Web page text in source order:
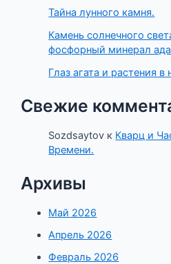
Тайна лунного камня.
Камень солнечного
фосфорный минерал
Глаз агата и растения в
Свежие
Sozdsaytov к Кварц и
Времени.
Архивы
Май 2026
Апрель 2026
Февраль 2026